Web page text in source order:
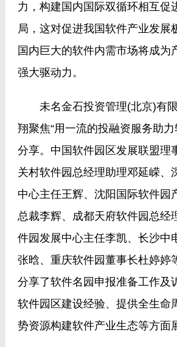
力，构建国内国际双循环相互促
局，这对促进我国软件产业发展
国内巨大的软件内需市场将成为
强大驱动力。
未名金石投资管理(北京)有限
翔聚焦“用一流的投融资服务助
分享。中国软件园区发展联盟理
关村软件园总经理助理邓延嵘、
中心主任王辉、沈阳国际软件园
总裁李辉、成都天府软件园总经
件园发展中心主任李凯、长沙中
张晗、重庆软件园董事长杜婷婷
分享了软件名园申报准备工作及
软件园区建设经验、提供全生命
势资源构建软件产业生态等方面